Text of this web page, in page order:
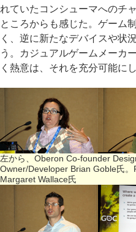
れていたコンシューマへのチ
ところからも感じた。ゲーム
く、逆に新たなデバイスや状
う。カジュアルゲームメーカ
く熱意は、それを充分可能に
左から、Oberon Co-founder
Owner/Developer Brian Goble氏
Margaret Wallace氏